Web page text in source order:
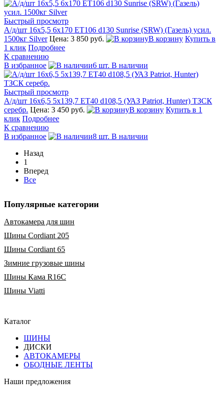
Быстрый просмотр
А/д/шт 16x5,5 6x170 ЕТ106 d130 Sunrise (SRW) (Газель) усил.
1500кг Silver Цена: 3 850 руб. В корзину Купить в
1 клик Подробнее
К сравнению
В избранное
6 шт. В наличии
Быстрый просмотр
А/д/шт 16x6,5 5х139,7 ЕТ40 d108,5 (УАЗ Patriot, Hunter) ТЗСК
серебр. Цена: 3 450 руб. В корзину Купить в 1
клик Подробнее
К сравнению
В избранное
8 шт. В наличии
Назад
1
Вперед
Все
Популярные категории
Автокамера для шин
Шины Cordiant 205
Шины Cordiant 65
Зимние грузовые шины
Шины Кама R16C
Шины Viatti
Каталог
ШИНЫ
ДИСКИ
АВТОКАМЕРЫ
ОБОДНЫЕ ЛЕНТЫ
Наши предложения